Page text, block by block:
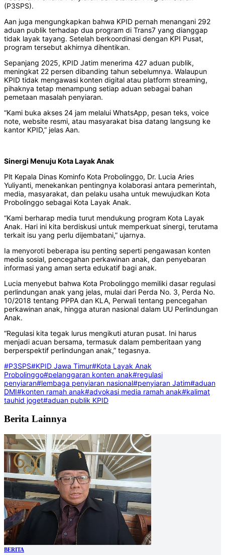
(P3SPS).
Aan juga mengungkapkan bahwa KPID pernah menangani 292
aduan publik terhadap dua program di Trans7 yang dianggap
tidak layak tayang. Setelah berkoordinasi dengan KPI Pusat,
program tersebut akhirnya dihentikan.
Sepanjang 2025, KPID Jatim menerima 427 aduan publik,
meningkat 22 persen dibanding tahun sebelumnya. Walaupun
KPID tidak mengawasi konten digital atau platform streaming,
pihaknya tetap menampung setiap aduan sebagai bahan
pemetaan masalah penyiaran.
“Kami buka akses 24 jam melalui WhatsApp, pesan teks, voice
note, website resmi, atau masyarakat bisa datang langsung ke
kantor KPID,” jelas Aan.
Sinergi Menuju Kota Layak Anak
Plt Kepala Dinas Kominfo Kota Probolinggo, Dr. Lucia Aries
Yuliyanti, menekankan pentingnya kolaborasi antara pemerintah,
media, masyarakat, dan pelaku usaha untuk mewujudkan Kota
Probolinggo sebagai Kota Layak Anak.
“Kami berharap media turut mendukung program Kota Layak
Anak. Hari ini kita berdiskusi untuk memperkuat sinergi, terutama
terkait isu yang perlu dijembatani,” ujarnya.
Ia menyoroti beberapa isu penting seperti pengawasan konten
media sosial, pencegahan perkawinan anak, dan penyebaran
informasi yang aman serta edukatif bagi anak.
Lucia menyebut bahwa Kota Probolinggo memiliki dasar regulasi
perlindungan anak yang jelas, mulai dari Perda No. 3, Perda No.
10/2018 tentang PPPA dan KLA, Perwali tentang pencegahan
perkawinan anak, hingga aturan nasional dalam UU Perlindungan
Anak.
“Regulasi kita tegak lurus mengikuti aturan pusat. Ini harus
menjadi acuan bersama, termasuk dalam pemberitaan yang
berperspektif perlindungan anak,” tegasnya.
#P3SPS#KPID Jawa Timur#Kota Layak Anak
Probolinggo#pelanggaran konten anak#regulasi
penyiaran#lembaga penyiaran nasional#penyiaran Jatim#aduan
DMI#konten ramah anak#advokasi media ramah anak#kalimat
tauhid joget#aduan publik KPID
Berita Lainnya
BERITA